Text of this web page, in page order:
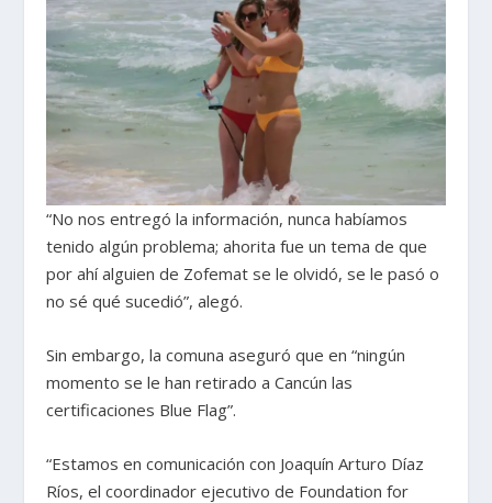
“No nos entregó la información, nunca habíamos
tenido algún problema; ahorita fue un tema de que
por ahí alguien de Zofemat se le olvidó, se le pasó o
no sé qué sucedió”, alegó.
Sin embargo, la comuna aseguró que en “ningún
momento se le han retirado a Cancún las
certificaciones Blue Flag”.
“Estamos en comunicación con Joaquín Arturo Díaz
Ríos, el coordinador ejecutivo de Foundation for